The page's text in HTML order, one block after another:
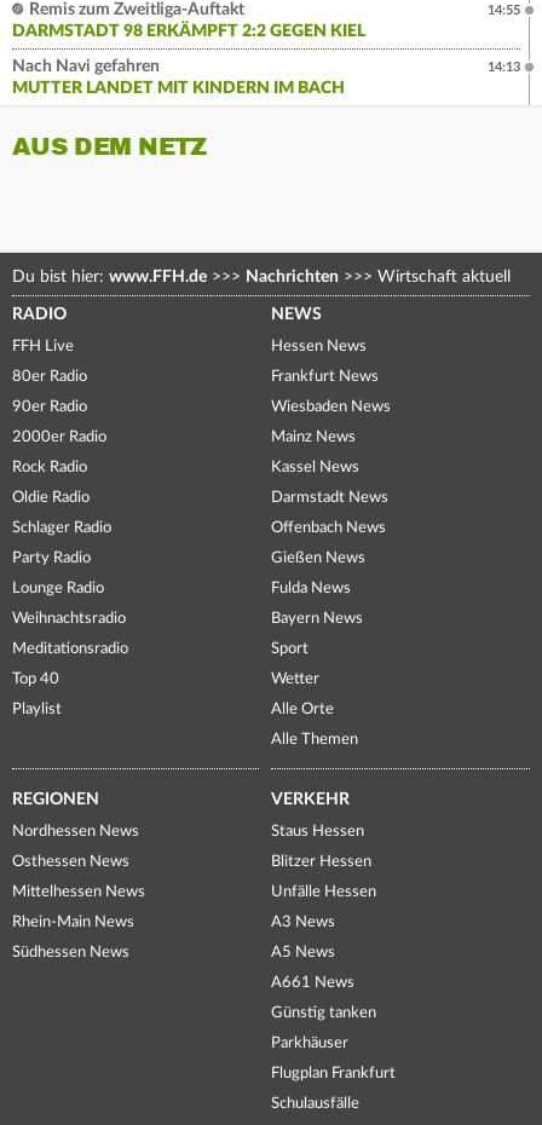
Remis zum Zweitliga-Auftakt
DARMSTADT 98 ERKÄMPFT 2:2 GEGEN KIEL
14:55
Nach Navi gefahren
MUTTER LANDET MIT KINDERN IM BACH
14:13
AUS DEM NETZ
Du bist hier: www.FFH.de >>> Nachrichten >>> Wirtschaft aktuell
RADIO
FFH Live
80er Radio
90er Radio
2000er Radio
Rock Radio
Oldie Radio
Schlager Radio
Party Radio
Lounge Radio
Weihnachtsradio
Meditationsradio
Top 40
Playlist
NEWS
Hessen News
Frankfurt News
Wiesbaden News
Mainz News
Kassel News
Darmstadt News
Offenbach News
Gießen News
Fulda News
Bayern News
Sport
Wetter
Alle Orte
Alle Themen
REGIONEN
Nordhessen News
Osthessen News
Mittelhessen News
Rhein-Main News
Südhessen News
VERKEHR
Staus Hessen
Blitzer Hessen
Unfälle Hessen
A3 News
A5 News
A661 News
Günstig tanken
Parkhäuser
Flugplan Frankfurt
Schulausfälle